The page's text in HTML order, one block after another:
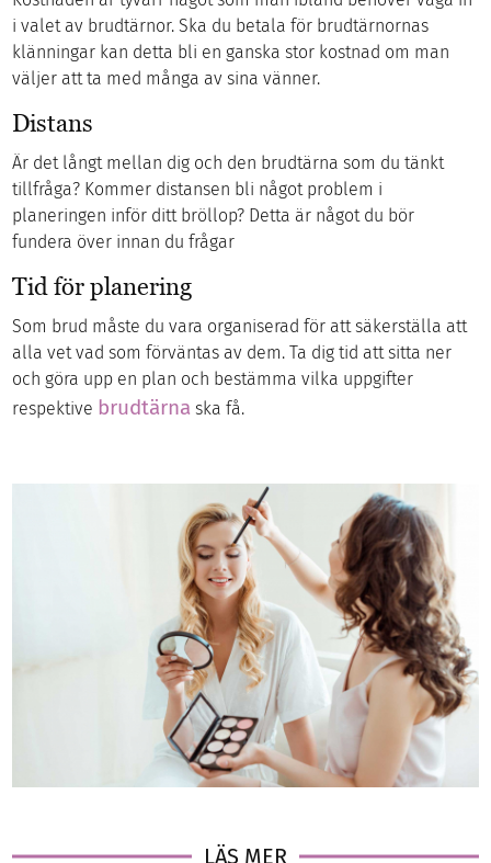
i valet av brudtärnor. Ska du betala för brudtärnornas
klänningar kan detta bli en ganska stor kostnad om man
väljer att ta med många av sina vänner.
Distans
Är det långt mellan dig och den brudtärna som du tänkt
tillfråga? Kommer distansen bli något problem i
planeringen inför ditt bröllop? Detta är något du bör
fundera över innan du frågar
Tid för planering
Som brud måste du vara organiserad för att säkerställa att
alla vet vad som förväntas av dem. Ta dig tid att sitta ner
och göra upp en plan och bestämma vilka uppgifter
respektive brudtärna ska få.
LÄS MER